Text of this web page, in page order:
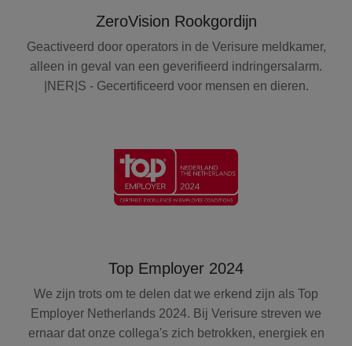
ZeroVision Rookgordijn
Geactiveerd door operators in de Verisure meldkamer,
alleen in geval van een geverifieerd indringersalarm.
|NER|S - Gecertificeerd voor mensen en dieren.
Top Employer 2024
We zijn trots om te delen dat we erkend zijn als Top
Employer Netherlands 2024. Bij Verisure streven we
ernaar dat onze collega's zich betrokken, energiek en